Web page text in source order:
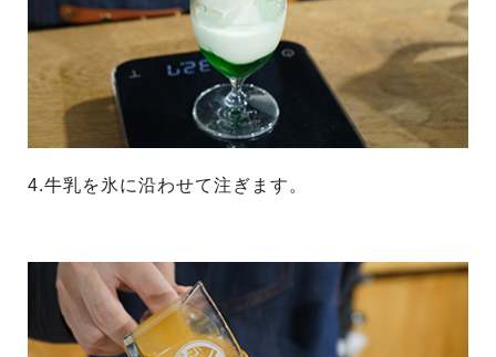
4.牛乳を氷に沿わせて注ぎます。